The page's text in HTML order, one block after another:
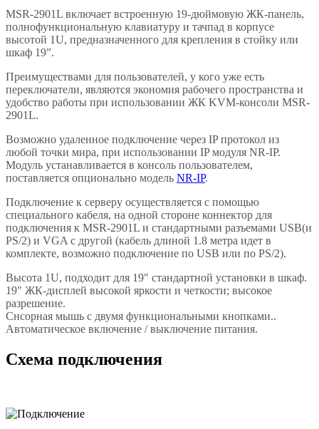
MSR-2901L включает встроенную 19-дюймовую ЖК-панель,
полнофункциональную клавиатуру и тачпад в корпусе
высотой 1U, предназначенного для крепления в стойку или
шкаф 19”.
Преимуществами для пользователей, у кого уже есть
переключатели, являются экономия рабочего пространства и
удобство работы при использовании ЖК KVM-консоли MSR-
2901L.
Возможно удаленное подключение через IP протокол из
любой точки мира, при использовании IP модуля NR-IP.
Модуль устанавливается в консоль пользователем,
поставляется опционально модель NR-IP.
Подключение к серверу осуществляется с помощью
специального кабеля, на одной стороне коннектор для
подключения к MSR-2901L и стандартными разъемами USB(и
PS/2) и VGA с другой (кабель длиной 1.8 метра идет в
комплекте, возможно подключение по USB или по PS/2).
Высота 1U, подходит для 19″ стандартной установки в шкаф.
19″ ЖК-дисплей высокой яркости и четкости; высокое
разрешение.
Снсорная мышь с двумя функциональными кнопками..
Автоматическое включение / выключение питания.
Схема подключения